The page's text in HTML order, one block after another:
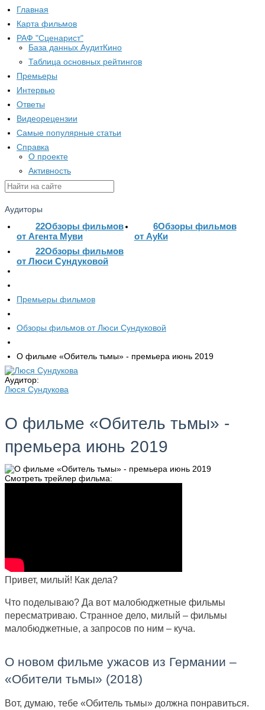
Главная
Карта фильмов
РАФ "Сценарист"
База данных АудитКино
Таблица основных рейтингов
Премьеры
Интервью
Ответы
Видеорецензии
Самые популярные статьи
Справка
О проекте
Активность
Аудиторы
22Обзоры фильмов
от Агента Муви
22Обзоры фильмов
от Люси Сундуковой
6Обзоры фильмов
от АуКи
Премьеры фильмов
Обзоры фильмов от Люси Сундуковой
О фильме «Обитель тьмы» - премьера июнь 2019
Аудитор:
Люся Сундукова
О фильме «Обитель тьмы» -
премьера июнь 2019
Смотреть трейлер фильма:
Привет, милый! Как дела?
Что поделываю? Да вот малобюджетные фильмы
пересматриваю. Странное дело, милый – фильмы
малобюджетные, а запросов по ним – куча.
О новом фильме ужасов из Германии –
«Обители тьмы» (2018)
Вот, думаю, тебе «Обитель тьмы» должна понравиться.